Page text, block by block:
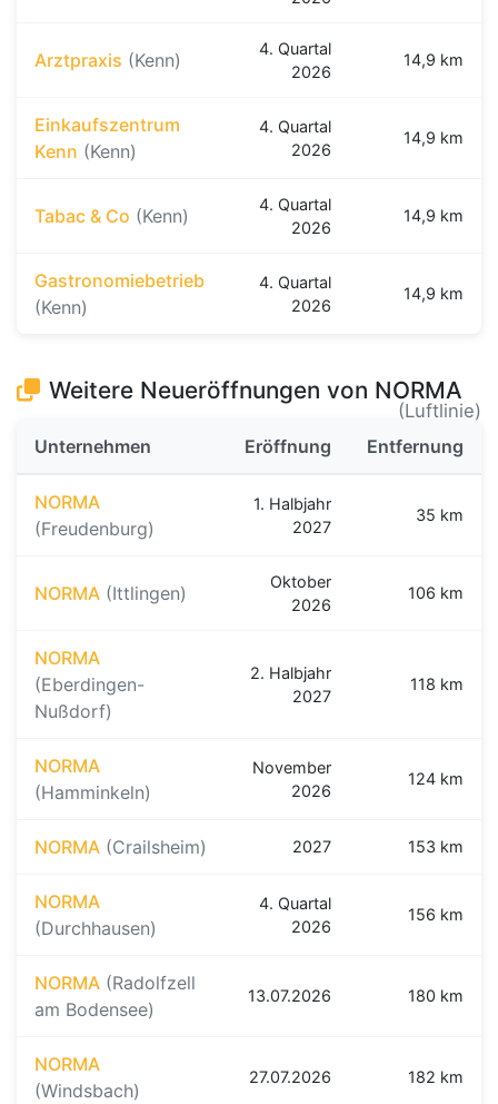
Arztpraxis (Kenn)
4. Quartal
2026
14,9 km
Einkaufszentrum
Kenn (Kenn)
4. Quartal
2026
14,9 km
Tabac & Co (Kenn)
4. Quartal
2026
14,9 km
Gastronomiebetrieb
(Kenn)
4. Quartal
2026
14,9 km
Weitere Neueröffnungen von NORMA
(Luftlinie)
Unternehmen
Eröffnung Entfernung
NORMA
(Freudenburg)
1. Halbjahr
2027
35 km
NORMA (Ittlingen)
Oktober
2026
106 km
NORMA
(Eberdingen-
Nußdorf)
2. Halbjahr
2027
118 km
NORMA
(Hamminkeln)
November
2026
124 km
NORMA (Crailsheim) 2027 153 km
NORMA
(Durchhausen)
4. Quartal
2026
156 km
NORMA (Radolfzell
am Bodensee)
13.07.2026 180 km
NORMA
(Windsbach)
27.07.2026 182 km